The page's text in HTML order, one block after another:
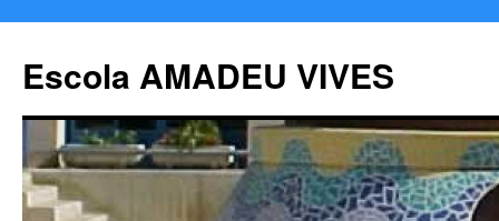
Escola AMADEU VIVES